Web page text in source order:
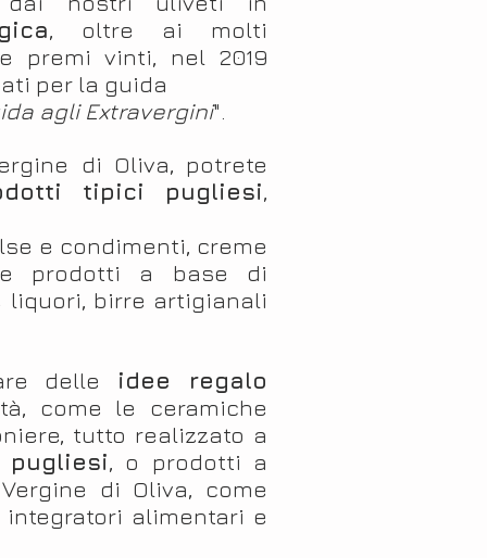
, oltre ai molti
premi vinti, nel 2019
per la guida
agli Extravergini".
di Oliva, potrete
tipici pugliesi,
e condimenti, creme
prodotti a base di
liquori, birre artigianali
delle idee regalo
come le ceramiche
tutto realizzato a
, o prodotti a
di Oliva, come
alimentari e